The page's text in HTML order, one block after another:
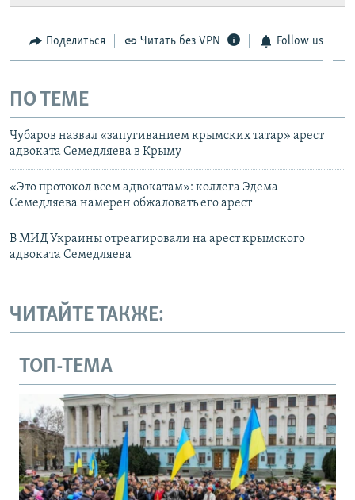
Поделиться Читать без VPN Follow us
ПО ТЕМЕ
Чубаров назвал «запугиванием крымских татар» арест
адвоката Семедляева в Крыму
«Это протокол всем адвокатам»: коллега Эдема
Семедляева намерен обжаловать его арест
В МИД Украины отреагировали на арест крымского
адвоката Семедляева
ЧИТАЙТЕ ТАКЖЕ:
ТОП-ТЕМА